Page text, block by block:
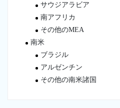
サウジアラビア
南アフリカ
その他のMEA
南米
ブラジル
アルゼンチン
その他の南米諸国